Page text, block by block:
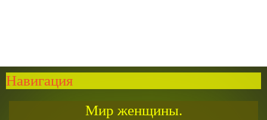
Навигация
Мир женщины.